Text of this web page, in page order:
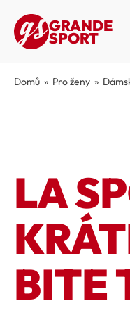
GRANDE
SPORT
Domů » Pro ženy »
LA
BITE